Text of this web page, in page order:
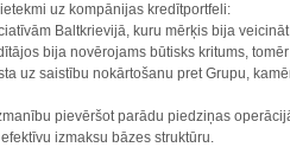
uz kompānijas kredītportfeli:
Baltkrievijā, kuru mērķis bija
bija novērojams būtisks kritums,
uz saistību nokārtošanu pret Grupu,
pievēršot parādu piedziņas
izmaksu bāzes struktūru.